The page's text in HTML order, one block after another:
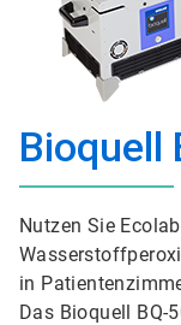
Bioquell
Nutzen Sie
in
Das Bioquell